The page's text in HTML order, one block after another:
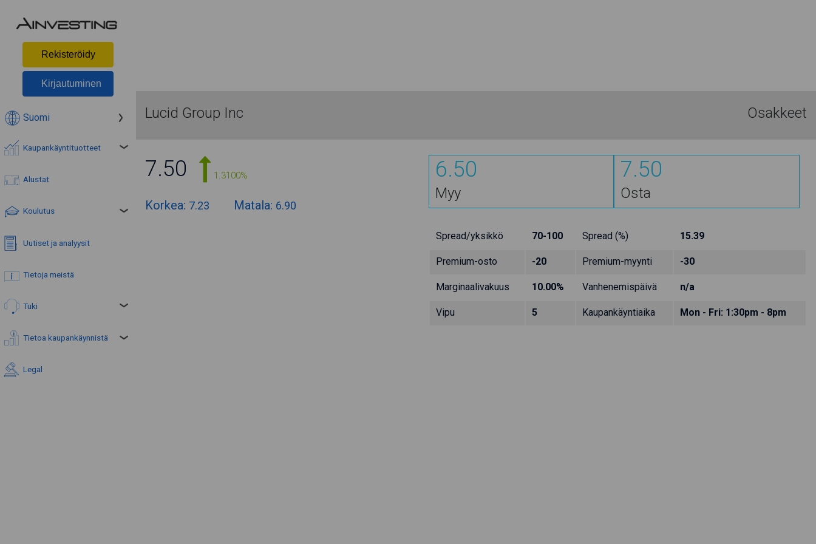
Rekisteröidy
Kirjautuminen
Suomi
Kaupankäyntituotteet
Alustat
Koulutus
Uutiset ja analyysit
Tietoja meistä
Tuki
Tietoa kaupankäynnistä
Legal
Lucid Group Inc Osakkeet
7.50 1.3100%
Korkea: 7.23 Matala: 6.90
6.50
Myy
7.50
Osta
Spread/yksikkö 70-100 Spread (%) 15.39
Premium-osto -20 Premium-myynti -30
Marginaalivakuus 10.00% Vanhenemispäivä n/a
Vipu 5 Kaupankäyntiaika Mon - Fri: 1:30pm - 8pm